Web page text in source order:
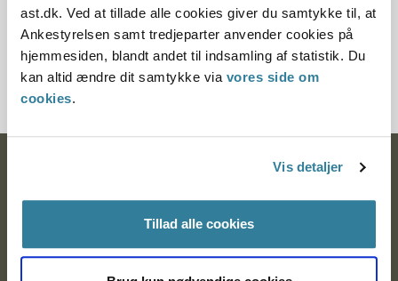
ast.dk. Ved at tillade alle cookies giver du samtykke til, at
Ankestyrelsen samt tredjeparter anvender cookies på
hjemmesiden, blandt andet til indsamling af statistik. Du
kan altid ændre dit samtykke via vores side om
cookies.
Vis detaljer
Tillad alle cookies
Journalnummer
3500560-01
Nytorv 7, 2. sal